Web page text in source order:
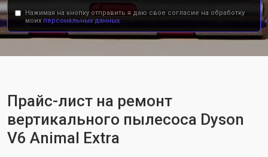
Нажимая на кнопку отправить я даю свое согласие на обработку
моих персональных данных.
Прайс-лист на ремонт
вертикального пылесоса Dyson
V6 Animal Extra